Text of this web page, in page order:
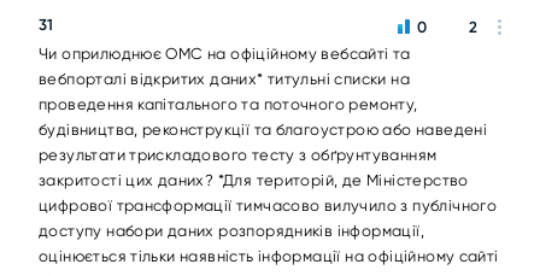
31
Чи оприлюднює ОМС на офіційному вебсайті та
вебпорталі відкритих даних* титульні списки на
проведення капітального та поточного ремонту,
будівництва, реконструкції та благоустрою або наведені
результати трискладового тесту з обґрунтуванням
закритості цих даних? *Для територій, де Міністерство
цифрової трансформації тимчасово вилучило з публічного
доступу набори даних розпорядників інформації,
оцінюється тільки наявність інформації на офіційному сайті
0 2